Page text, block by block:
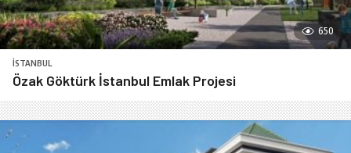
650
İSTANBUL
Özak Göktürk İstanbul Emlak Projesi